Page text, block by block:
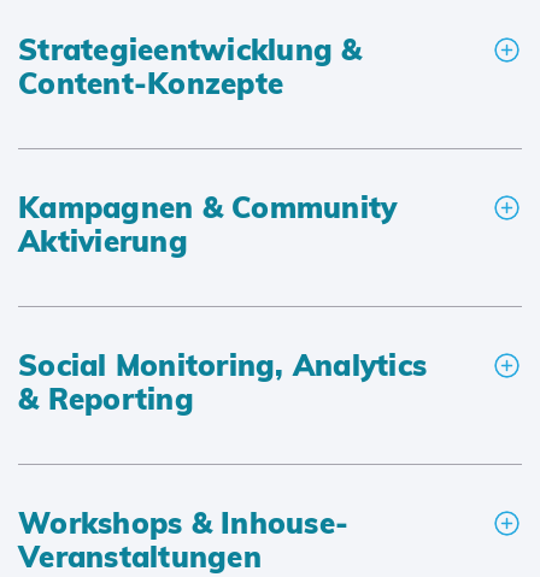
Strategieentwicklung &
Content-Konzepte
Kampagnen & Community
Aktivierung
Social Monitoring, Analytics
& Reporting
Workshops & Inhouse-
Veranstaltungen